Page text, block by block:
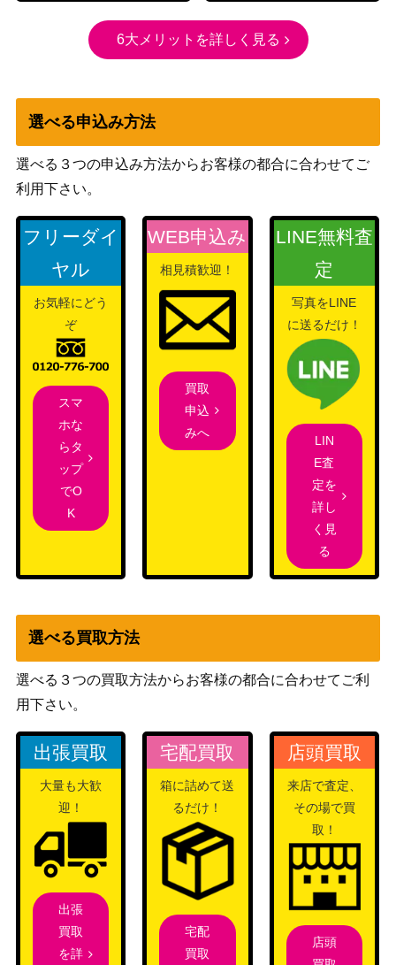
6大メリットを詳しく見る
選べる申込み方法
選べる３つの申込み方法からお客様の都合に合わせてご
利用下さい。
フリーダイ
ヤル
お気軽にどう
ぞ
スマ
ホな
らタ
ップ
でO
K
WEB申込み
相見積歓迎！
買取
申込
みへ
LINE無料査
定
写真をLINE
に送るだけ！
LIN
E査
定を
詳し
く見
る
選べる買取方法
選べる３つの買取方法からお客様の都合に合わせてご利
用下さい。
出張買取
大量も大歓
迎！
出張
買取
を詳
宅配買取
箱に詰めて送
るだけ！
宅配
買取
店頭買取
来店で査定、
その場で買
取！
店頭